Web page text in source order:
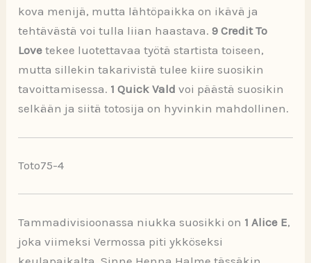
kova menijä, mutta lähtöpaikka on ikävä ja
tehtävästä voi tulla liian haastava.9 Credit To
Love tekee luotettavaa työtä startista toiseen,
mutta sillekin takarivistä tulee kiire suosikin
tavoittamisessa. 1 Quick Vald voi päästä suosikin
selkään ja siitä totosija on hyvinkin mahdollinen.
Toto75-4
Tammadivisioonassa niukka suosikki on 1 Alice E,
joka viimeksi Vermossa piti ykköseksi